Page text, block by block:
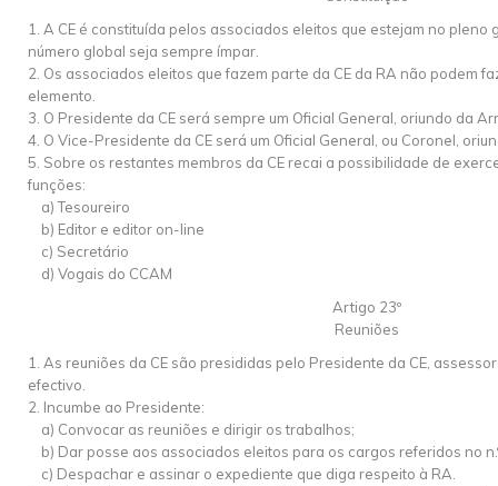
1. A CE é constituída pelos associados eleitos que estejam no pleno
número global seja sempre ímpar.
2. Os associados eleitos que fazem parte da CE da RA não podem
elemento.
3. O Presidente da CE será sempre um Oficial General, oriundo da
4. O Vice-Presidente da CE será um Oficial General, ou Coronel,
5. Sobre os restantes membros da CE recai a possibilidade de
funções:
a) Tesoureiro
b) Editor e editor on-line
c) Secretário
d) Vogais do CCAM
Artigo 23º
Reuniões
1. As reuniões da CE são presididas pelo Presidente da CE,
efectivo.
2. Incumbe ao Presidente:
a) Convocar as reuniões e dirigir os trabalhos;
b) Dar posse aos associados eleitos para os cargos referidos no
c) Despachar e assinar o expediente que diga respeito à RA.